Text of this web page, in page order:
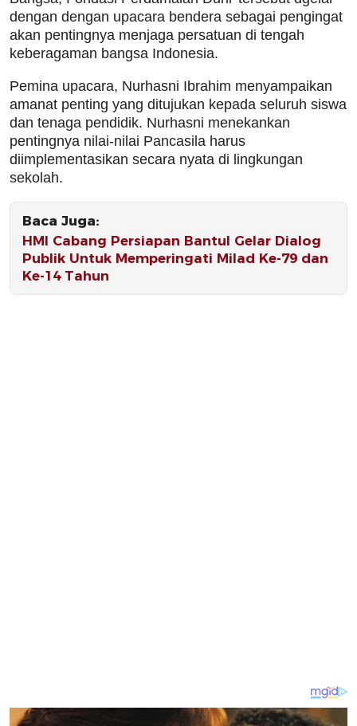
dengan dengan upacara bendera sebagai pengingat
akan pentingnya menjaga persatuan di tengah
keberagaman bangsa Indonesia.
Pemina upacara, Nurhasni Ibrahim menyampaikan
amanat penting yang ditujukan kepada seluruh siswa
dan tenaga pendidik. Nurhasni menekankan
pentingnya nilai-nilai Pancasila harus
diimplementasikan secara nyata di lingkungan
sekolah.
Baca Juga:
HMI Cabang Persiapan Bantul Gelar Dialog
Publik Untuk Memperingati Milad Ke-79 dan
Ke-14 Tahun